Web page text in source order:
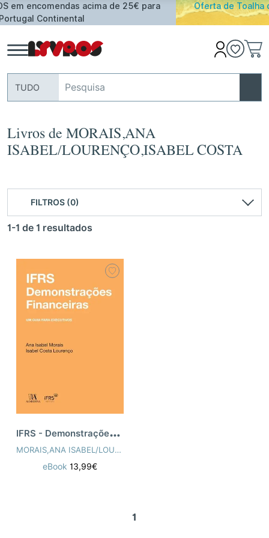
para
Oferta de Toalha de Praia em compras ≥ 30€ de
assinalados
TUDO
Livros de MORAIS,ANA
ISABEL/LOURENÇO,ISABEL COSTA
FILTROS (0)
1-1 de 1 resultados
I
FRS - Demonstrações Financeiras - Um Gu
MORAIS,ANA ISABEL/LOURENÇO,ISABEL COSTA
eBook13,99€
1